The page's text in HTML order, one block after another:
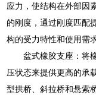
应力，使结构在外部因
的刚度，通过刚度匹配
构的受力特性和使用需
盆式橡胶支座：将
压状态来提供更高的承
型拱桥、斜拉桥和悬索